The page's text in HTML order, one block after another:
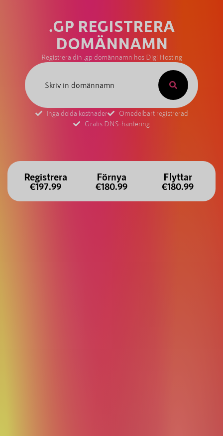
.GP REGISTRERA
DOMÄNNAMN
Registrera din .gp domännamn hos Digi Hosting
Inga dolda kostnader
Omedelbart registrerad
Gratis DNS-hantering
Registrera
€197.99
Förnya
€180.99
Flyttar
€180.99